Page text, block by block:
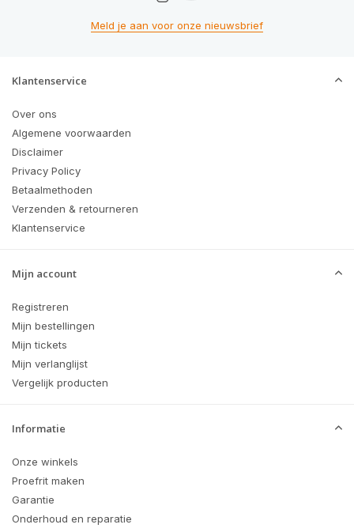
Meld je aan voor onze nieuwsbrief
Klantenservice
Over ons
Algemene voorwaarden
Disclaimer
Privacy Policy
Betaalmethoden
Verzenden & retourneren
Klantenservice
Mijn account
Registreren
Mijn bestellingen
Mijn tickets
Mijn verlanglijst
Vergelijk producten
Informatie
Onze winkels
Proefrit maken
Garantie
Onderhoud en reparatie